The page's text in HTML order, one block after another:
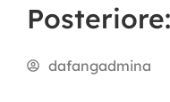
dafangadmina